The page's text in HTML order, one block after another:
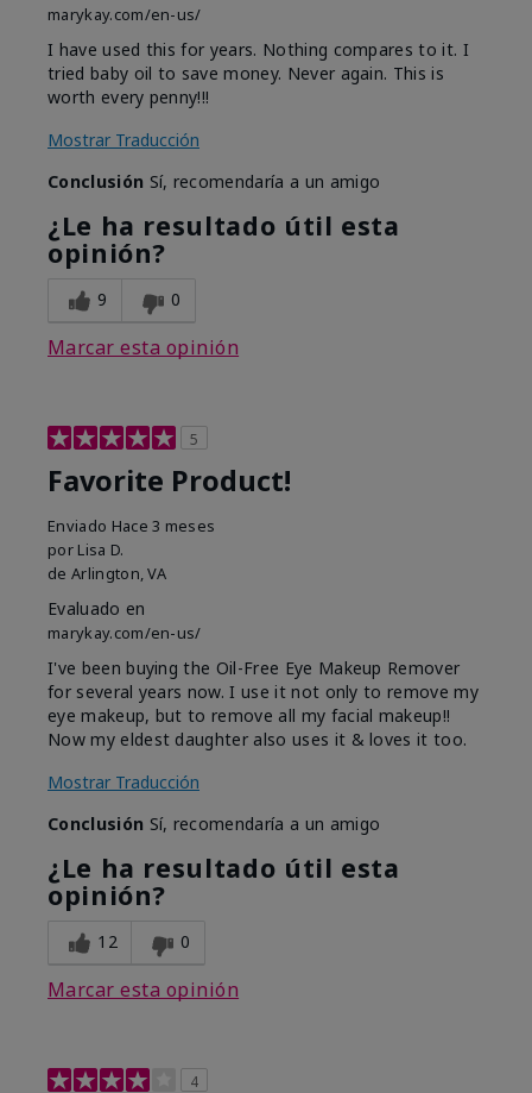
marykay.com/en-us/
I have used this for years. Nothing compares to it. I
tried baby oil to save money. Never again. This is
worth every penny!!!
Mostrar Traducción
Conclusión Sí, recomendaría a un amigo
¿Le ha resultado útil esta
opinión?
9 0
Marcar esta opinión
5
Favorite Product!
Enviado Hace 3 meses
por Lisa D.
de Arlington, VA
Evaluado en
marykay.com/en-us/
I've been buying the Oil-Free Eye Makeup Remover
for several years now. I use it not only to remove my
eye makeup, but to remove all my facial makeup!!
Now my eldest daughter also uses it & loves it too.
Mostrar Traducción
Conclusión Sí, recomendaría a un amigo
¿Le ha resultado útil esta
opinión?
12 0
Marcar esta opinión
4